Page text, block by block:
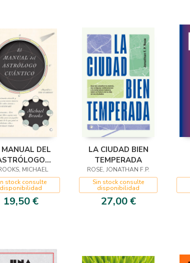
MANUAL DEL
CUÁNTICO
MICHAEL
stock consulte
disponibilidad
19,50 €
LA CIUDAD BIEN
TEMPERADA
ROSE, JONATHAN F.P.
Sin stock consulte
disponibilidad
27,00 €